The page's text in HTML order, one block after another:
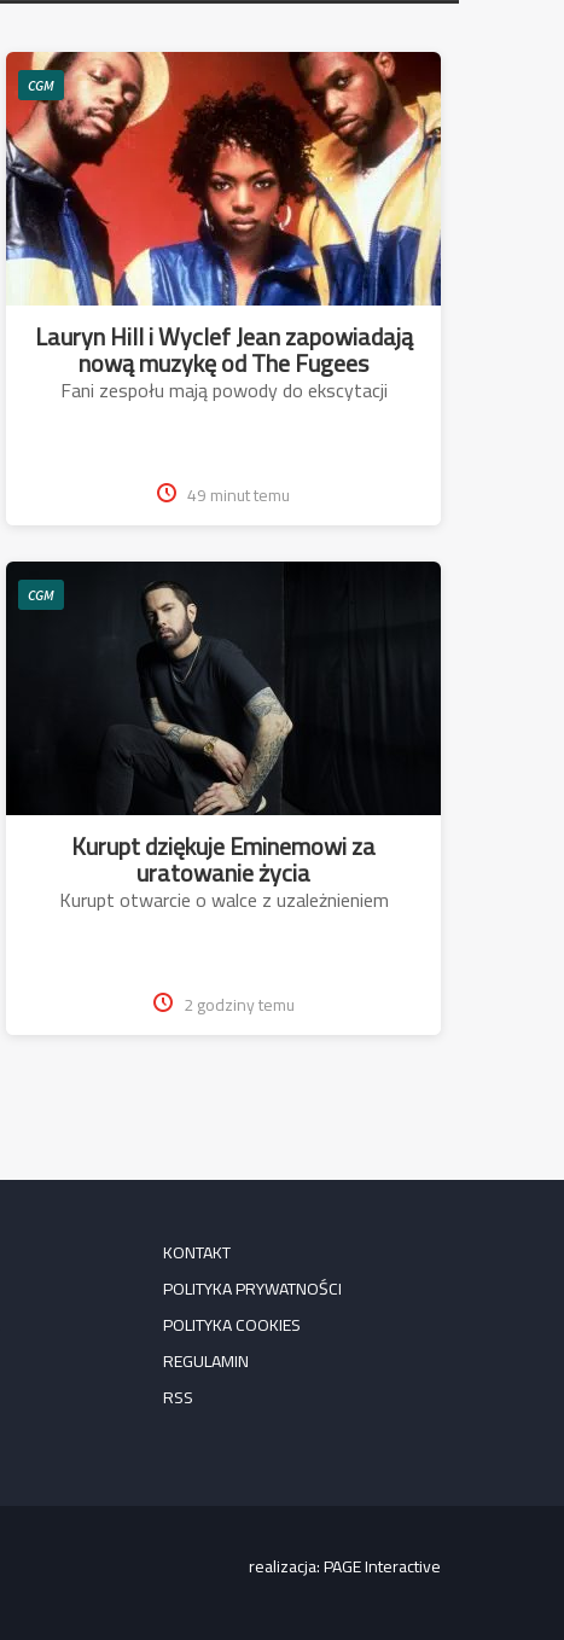
CGM
Lauryn Hill i Wyclef Jean zapowiadają
nową muzykę od The Fugees
Fani zespołu mają powody do ekscytacji
49 minut temu
CGM
Kurupt dziękuje Eminemowi za
uratowanie życia
Kurupt otwarcie o walce z uzależnieniem
2 godziny temu
KONTAKT
POLITYKA PRYWATNOŚCI
POLITYKA COOKIES
REGULAMIN
RSS
realizacja:PAGE Interactive